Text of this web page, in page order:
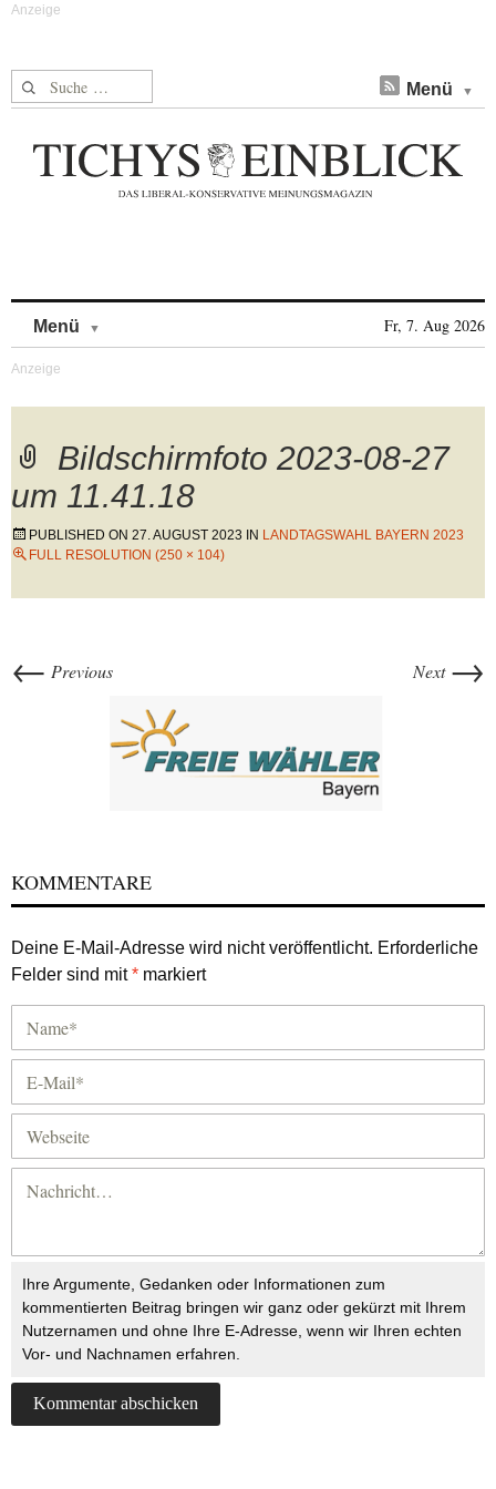
Suche nach: Menü
Menü Fr, 7. Aug 2026
Bildschirmfoto 2023-08-27
um 11.41.18
PUBLISHED ON 27. AUGUST 2023 IN LANDTAGSWAHL BAYERN 2023
FULL RESOLUTION (250 × 104)
← Previous Next →
KOMMENTARE
Deine E-Mail-Adresse wird nicht veröffentlicht. Erforderliche
Felder sind mit* markiert
Ihre Argumente, Gedanken oder Informationen zum
kommentierten Beitrag bringen wir ganz oder gekürzt mit Ihrem
Nutzernamen und ohne Ihre E-Adresse, wenn wir Ihren echten
Vor- und Nachnamen erfahren.